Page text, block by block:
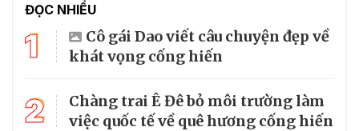
ĐỌC NHIỀU
1
Cô gái Dao viết câu chuyện đẹp về
khát vọng cống hiến
2
Chàng trai Ê Đê bỏ môi trường làm
việc quốc tế về quê hương cống hiến